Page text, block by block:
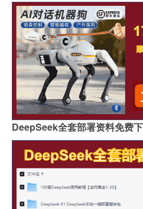
DeepSeek全套部署资料免费